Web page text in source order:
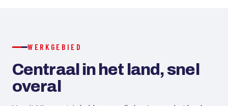
WERKGEBIED
Centraal in het land, snel
overal